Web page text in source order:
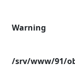
Warning
/srv/www/91/